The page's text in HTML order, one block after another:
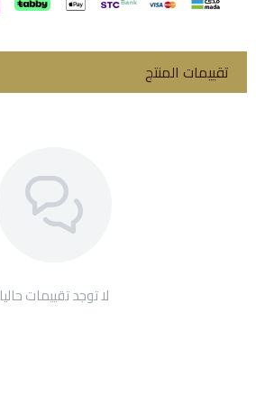
تقييمات المنتج
لا توجد تقييمات حاليا